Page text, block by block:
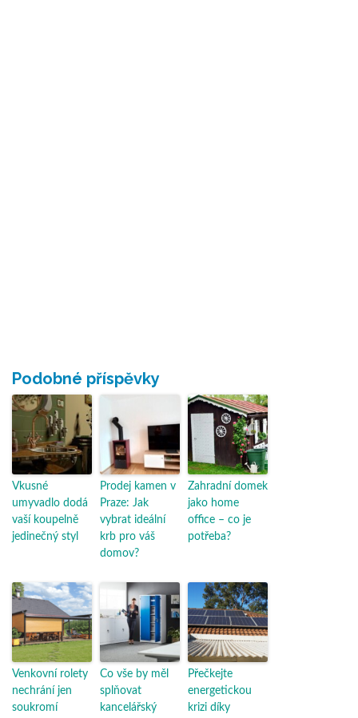
Podobné příspěvky
Vkusné
umyvadlo dodá
vaší koupelně
jedinečný styl
Prodej kamen v
Praze: Jak
vybrat ideální
krb pro váš
domov?
Zahradní domek
jako home
office – co je
potřeba?
Venkovní rolety
nechrání jen
soukromí
Co vše by měl
splňovat
kancelářský
Přečkejte
energetickou
krizi díky